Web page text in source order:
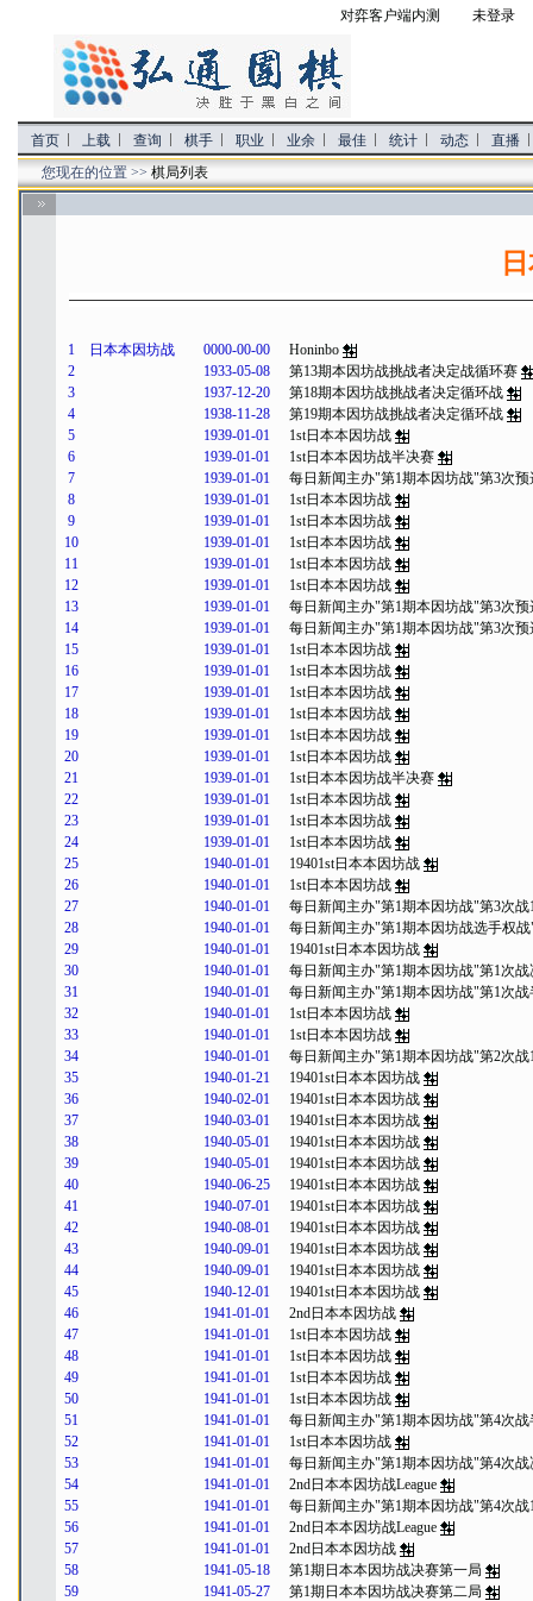
对弈客户端内测 未登录
首页 上载 查询 棋手 职业 业余 最佳 统计 动态
直播
您现在的位置 >> 棋局列表
1 日本本因坊战 0000-00-00
Honinbo
2
1933-05-08
第13期本因坊战挑战者决定战循环赛
3
1937-12-20
第18期本因坊战挑战者决定循环战
4
1938-11-28
第19期本因坊战挑战者决定循环战
5
1939-01-01
1st日本本因坊战
6
1939-01-01
1st日本本因坊战半决赛
7
1939-01-01
每日新闻主办"第1期本因坊战"第3次
8
1939-01-01
1st日本本因坊战
9
1939-01-01
1st日本本因坊战
10
1939-01-01
1st日本本因坊战
11
1939-01-01
1st日本本因坊战
12
1939-01-01
1st日本本因坊战
13
1939-01-01
每日新闻主办"第1期本因坊战"第3次
14
1939-01-01
每日新闻主办"第1期本因坊战"第3次预
15
1939-01-01
1st日本本因坊战
16
1939-01-01
1st日本本因坊战
17
1939-01-01
1st日本本因坊战
18
1939-01-01
1st日本本因坊战
19
1939-01-01
1st日本本因坊战
20
1939-01-01
1st日本本因坊战
21
1939-01-01
1st日本本因坊战半决赛
22
1939-01-01
1st日本本因坊战
23
1939-01-01
1st日本本因坊战
24
1939-01-01
1st日本本因坊战
25
1940-01-01
19401st日本本因坊战
26
1940-01-01
1st日本本因坊战
27
1940-01-01
每日新闻主办"第1期本因坊战"第3次战
28
1940-01-01
每日新闻主办"第1期本因坊战选手权
29
1940-01-01
19401st日本本因坊战
30
1940-01-01
每日新闻主办"第1期本因坊战"第1次战
31
1940-01-01
每日新闻主办"第1期本因坊战"第1次战
32
1940-01-01
1st日本本因坊战
33
1940-01-01
1st日本本因坊战
34
1940-01-01
每日新闻主办"第1期本因坊战"第2次战
35
1940-01-21
19401st日本本因坊战
36
1940-02-01
19401st日本本因坊战
37
1940-03-01
19401st日本本因坊战
38
1940-05-01
19401st日本本因坊战
39
1940-05-01
19401st日本本因坊战
40
1940-06-25
19401st日本本因坊战
41
1940-07-01
19401st日本本因坊战
42
1940-08-01
19401st日本本因坊战
43
1940-09-01
19401st日本本因坊战
44
1940-09-01
19401st日本本因坊战
45
1940-12-01
19401st日本本因坊战
46
1941-01-01
2nd日本本因坊战
47
1941-01-01
1st日本本因坊战
48
1941-01-01
1st日本本因坊战
49
1941-01-01
1st日本本因坊战
50
1941-01-01
1st日本本因坊战
51
1941-01-01
每日新闻主办"第1期本因坊战"第4次战
52
1941-01-01
1st日本本因坊战
53
1941-01-01
每日新闻主办"第1期本因坊战"第4次战
54
1941-01-01
2nd日本本因坊战League
55
1941-01-01
每日新闻主办"第1期本因坊战"第4次战
56
1941-01-01
2nd日本本因坊战League
57
1941-01-01
2nd日本本因坊战
58
1941-05-18
第1期日本本因坊战决赛第一局
59
1941-05-27
第1期日本本因坊战决赛第二局